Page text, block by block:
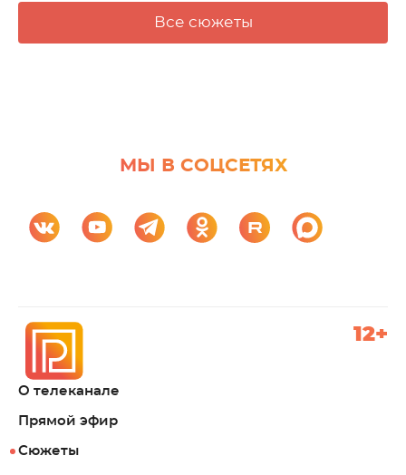
Все сюжеты
МЫ В СОЦСЕТЯХ
О телеканале
Прямой эфир
Сюжеты
12+